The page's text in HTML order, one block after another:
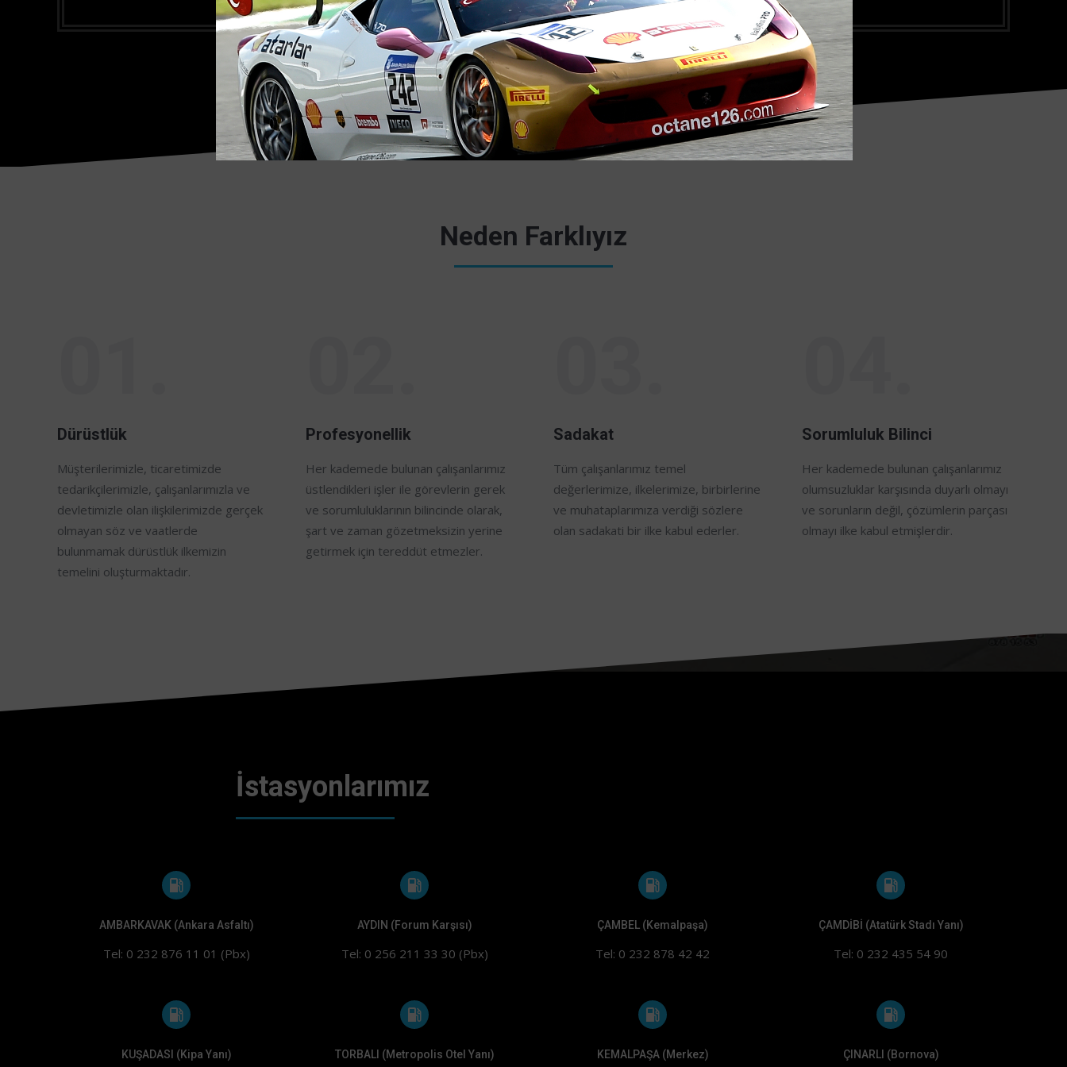
Neden Farklıyız
Dürüstlük
Müşterilerimizle, ticaretimizde
tedarikçilerimizle, çalışanlarımızla ve
devletimizle olan ilişkilerimizde gerçek
olmayan söz ve vaatlerde
bulunmamak dürüstlük ilkemizin
temelini oluşturmaktadır.
Profesyonellik
Her kademede bulunan çalışanlarımız
üstlendikleri işler ile görevlerin gerek
ve sorumluluklarının bilincinde olarak,
şart ve zaman gözetmeksizin yerine
getirmek için tereddüt etmezler.
Sadakat
Tüm çalışanlarımız temel
değerlerimize, ilkelerimize, birbirlerine
ve muhataplarımıza verdiği sözlere
olan sadakati bir ilke kabul ederler.
Sorumluluk Bilinci
Her kademede bulunan çalışanlarımız
olumsuzluklar karşısında duyarlı olmayı
ve sorunların değil, çözümlerin parçası
olmayı ilke kabul etmişlerdir.
İstasyonlarımız
AMBARKAVAK (Ankara Asfaltı)
Tel: 0 232 876 11 01 (Pbx)
AYDIN (Forum Karşısı)
Tel: 0 256 211 33 30 (Pbx)
ÇAMBEL (Kemalpaşa)
Tel: 0 232 878 42 42
ÇAMDİBİ (Atatürk Stadı Yanı)
Tel: 0 232 435 54 90
KUŞADASI (Kipa Yanı) TORBALI (Metropolis Otel Yanı) KEMALPAŞA (Merkez) ÇINARLI (Bornova)
Kişisel Web Sitesini Ziyaret Et!